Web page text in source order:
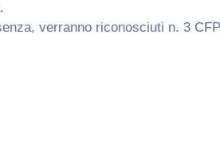
verranno riconosciuti n. 3